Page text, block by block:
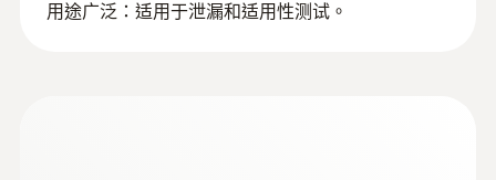
用途广泛：适用于泄漏和适用性测试。